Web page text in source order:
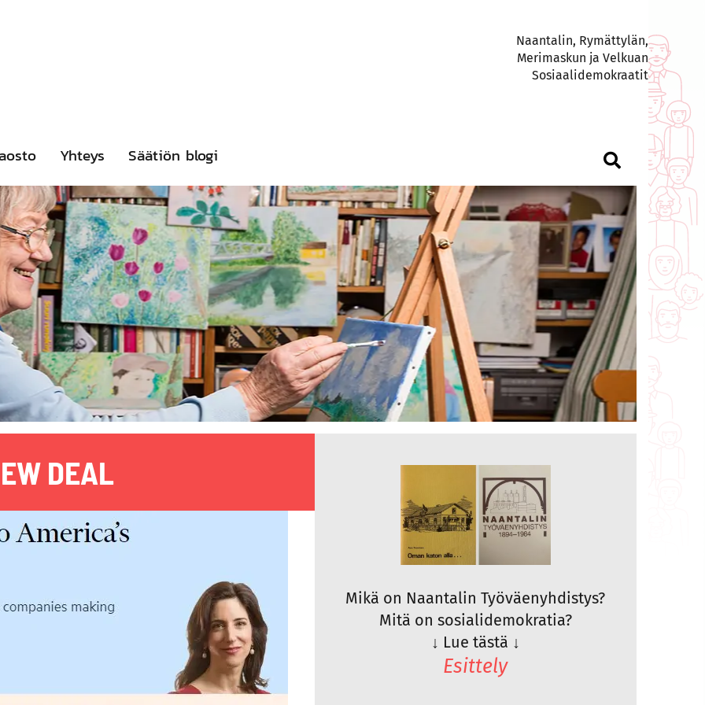
Naantalin, Rymättylän,
Merimaskun ja Velkuan
Sosiaalidemokraatit
Yhteys Säätiön blogi
DEAL
Mikä on Naantalin Työväenyhdistys?
Mitä on sosialidemokratia?
↓ Lue tästä ↓
Esittely